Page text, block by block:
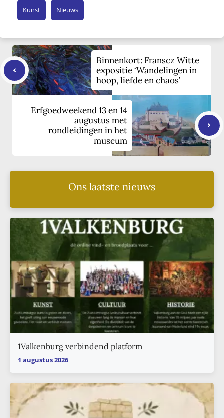
Kunst Nieuws
Binnenkort: Franscz Witte
expositie ‘Wandelingen in
hoop, liefde en chaos’
Erfgoedweekend 13 en 14
augustus met
rondleidingen in het
museum
Ons laatste nieuws
1Valkenburg verbindend platform
1 augustus 2026